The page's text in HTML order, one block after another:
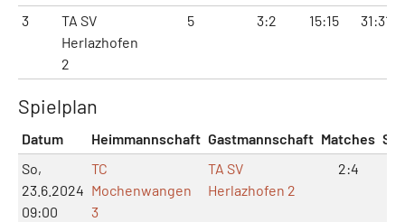
3
TA SV
Herlazhofen
2
5 3:2 15:15 31:31
Spielplan
Datum Heimmannschaft Gastmannschaft Matches
So,
23.6.2024
09:00
TC
Mochenwangen
3
TA SV
Herlazhofen 2
2:4